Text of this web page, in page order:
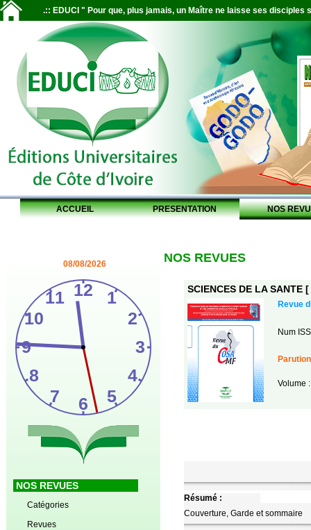
.:: EDUCI " Pour que, plus jamais, un Maître ne laisse ses disciples
ACCUEIL PRESENTATION NOS
08/08/2026
NOS REVUES
Catégories
Revues
NOS REVUES
SCIENCES DE LA SANTE
Revue
Num
Volume
Résumé :
Couverture, Garde et sommaire